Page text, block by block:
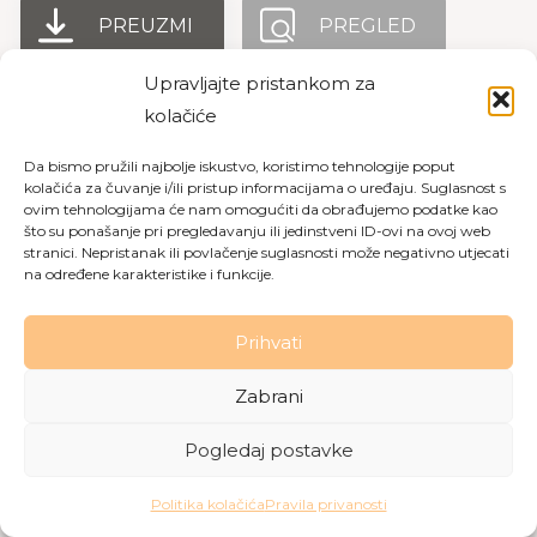
Upravljajte pristankom za
kolačiće
Da bismo pružili najbolje iskustvo, koristimo tehnologije poput
kolačića za čuvanje i/ili pristup informacijama o uređaju. Suglasnost s
ovim tehnologijama će nam omogućiti da obrađujemo podatke kao
što su ponašanje pri pregledavanju ili jedinstveni ID-ovi na ovoj web
stranici. Nepristanak ili povlačenje suglasnosti može negativno utjecati
na određene karakteristike i funkcije.
Prihvati
Zabrani
Pogledaj postavke
Politika kolačićaPravila privanosti
PREUZMI PREGLED
privatnosti |Politika kolačića
Made with love byGobo Digital